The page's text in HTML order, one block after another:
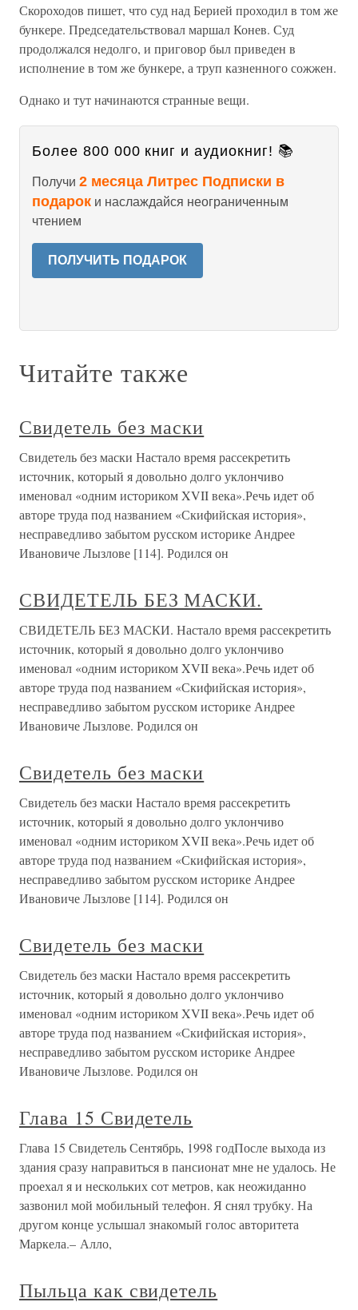
Скороходов пишет, что суд над Берией проходил в том же
бункере. Председательствовал маршал Конев. Суд
продолжался недолго, и приговор был приведен в
исполнение в том же бункере, а труп казненного сожжен.
Однако и тут начинаются странные вещи.
Более 800 000 книг и аудиокниг! 📚
Получи 2 месяца Литрес Подписки в
подарок и наслаждайся неограниченным
чтением
ПОЛУЧИТЬ ПОДАРОК
Читайте также
Свидетель без маски
Свидетель без маски Настало время рассекретить
источник, который я довольно долго уклончиво
именовал «одним историком XVII века».Речь идет об
авторе труда под названием «Скифийская история»,
несправедливо забытом русском историке Андрее
Ивановиче Лызлове [114]. Родился он
СВИДЕТЕЛЬ БЕЗ МАСКИ.
СВИДЕТЕЛЬ БЕЗ МАСКИ. Настало время рассекретить
источник, который я довольно долго уклончиво
именовал «одним историком XVII века».Речь идет об
авторе труда под названием «Скифийская история»,
несправедливо забытом русском историке Андрее
Ивановиче Лызлове. Родился он
Свидетель без маски
Свидетель без маски Настало время рассекретить
источник, который я довольно долго уклончиво
именовал «одним историком XVII века».Речь идет об
авторе труда под названием «Скифийская история»,
несправедливо забытом русском историке Андрее
Ивановиче Лызлове [114]. Родился он
Свидетель без маски
Свидетель без маски Настало время рассекретить
источник, который я довольно долго уклончиво
именовал «одним историком XVII века».Речь идет об
авторе труда под названием «Скифийская история»,
несправедливо забытом русском историке Андрее
Ивановиче Лызлове. Родился он
Глава 15 Свидетель
Глава 15 Свидетель Сентябрь, 1998 годПосле выхода из
здания сразу направиться в пансионат мне не удалось. Не
проехал я и нескольких сот метров, как неожиданно
зазвонил мой мобильный телефон. Я снял трубку. На
другом конце услышал знакомый голос авторитета
Маркела.– Алло,
Пыльца как свидетель